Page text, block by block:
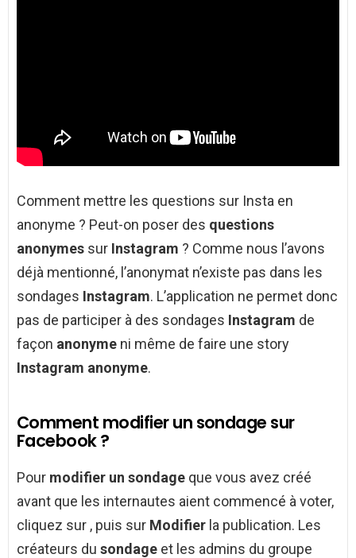
Comment mettre les questions sur Insta en
anonyme ? Peut-on poser des questions
anonymes sur Instagram ? Comme nous l’avons
déjà mentionné, l’anonymat n’existe pas dans les
sondages Instagram. L’application ne permet donc
pas de participer à des sondages Instagram de
façon anonyme ni même de faire une story
Instagram anonyme.
Comment modifier un sondage sur
Facebook ?
Pour modifier un sondage que vous avez créé
avant que les internautes aient commencé à voter,
cliquez sur , puis sur Modifier la publication. Les
créateurs du sondage et les admins du groupe